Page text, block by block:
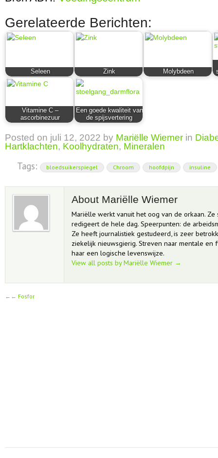
Gerelateerde Berichten:
Seleen Zink Molybdeen
Vitamine C –
ascorbinezuur
Een goede kwaliteit van
de spijsvertering
Posted on juli 12, 2022 by Mariëlle Wiemer in
Hartklachten, Koolhydraten, Mineralen
Tags: bloedsuikerspiegel Chroom hoofdpijn insuline
About Mariëlle Wiemer
Mariëlle werkt vanuit het oog van de orkaan.
redigeert de hele dag. Speerpunten: de
Ze heeft journalistiek gestudeerd, is zeer
ziekelijk nieuwsgierig. Streven naar mentale en
haar een logische levenswijze.
View all posts by Mariëlle Wiemer →
← Fosfor